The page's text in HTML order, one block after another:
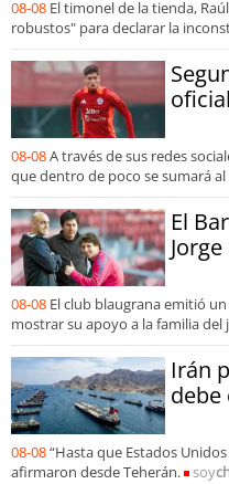
08-08 El timonel de la tienda,
robustos" para declarar la
08-08A través de sus redes
que dentro de poco se sumará
El
08-08 El club blaugrana emitió
mostrar su apoyo a la familia
Irán
08-08“Hasta que Estados
afirmaron desde Teherán.
soy